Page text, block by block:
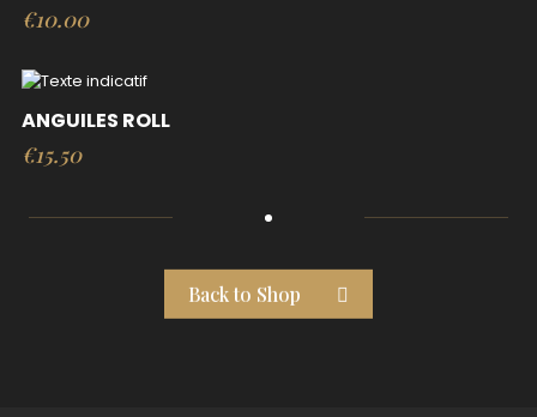
€10.00
ANGUILES ROLL
€15.50
Back to Shop